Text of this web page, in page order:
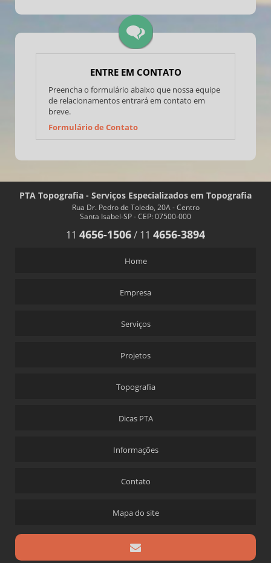
ENTRE EM CONTATO
Preencha o formulário abaixo que nossa equipe
de relacionamentos entrará em contato em
breve.
Formulário de Contato
PTA Topografia - Serviços Especializados em Topografia
Rua Dr. Pedro de Toledo, 20A - Centro
Santa Isabel-SP - CEP: 07500-000
11 4656-1506/ 11 4656-3894
Home
Empresa
Serviços
Projetos
Topografia
Dicas PTA
Informações
Contato
Mapa do site